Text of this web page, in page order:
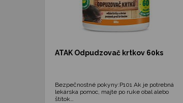
ATAK Odpudzovač krtkov 60ks
Bezpečnostné pokyny:P101 Ak je potrebná
lekárska pomoc, majte po ruke obal alebo
štítok…